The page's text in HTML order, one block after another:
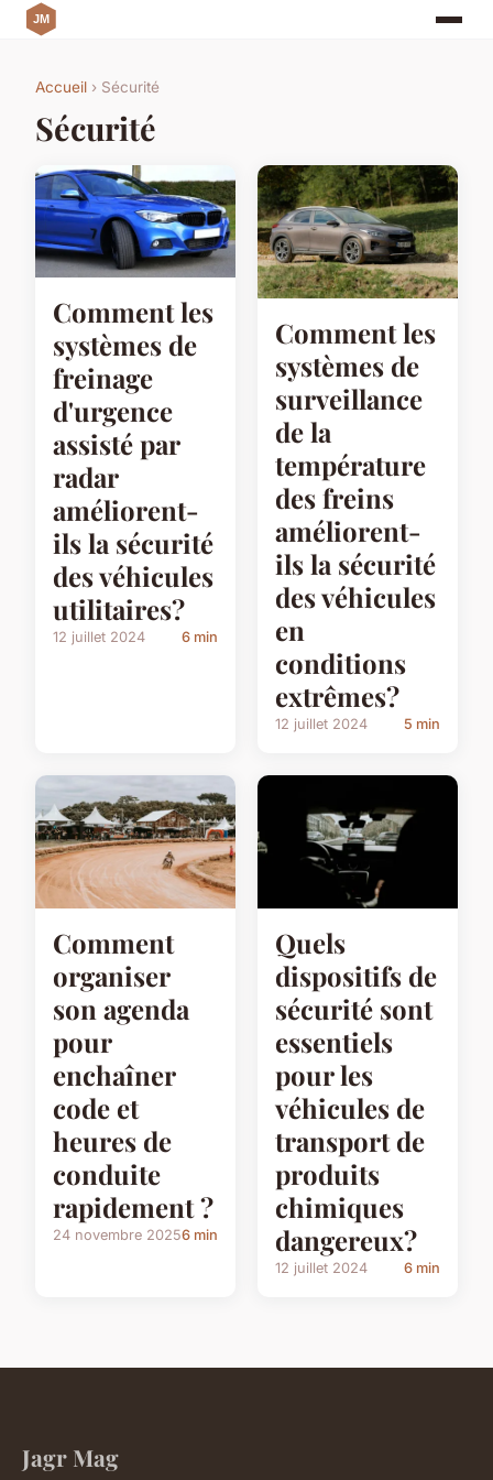
Accueil › Sécurité
Sécurité
Comment les
systèmes de
freinage
d'urgence
assisté par
radar
améliorent-
ils la sécurité
des véhicules
utilitaires?
12 juillet 2024 6 min
Comment les
systèmes de
surveillance
de la
température
des freins
améliorent-
ils la sécurité
des véhicules
en
conditions
extrêmes?
12 juillet 2024 5 min
Comment
organiser
son agenda
pour
enchaîner
code et
heures de
conduite
rapidement ?
24 novembre 20256 min
Quels
dispositifs de
sécurité sont
essentiels
pour les
véhicules de
transport de
produits
chimiques
dangereux?
12 juillet 2024 6 min
Jagr Mag